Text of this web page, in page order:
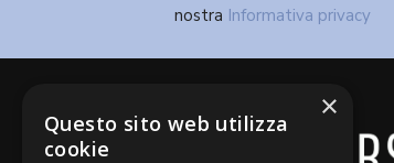
nostra Informativa privacy
×
Questo sito web utilizza
cookie